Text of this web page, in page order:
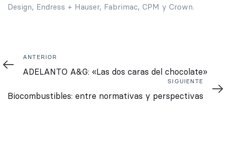
Design, Endress + Hauser, Fabrimac, CPM y Crown.
Anterior
ANTERIOR
ADELANTO A&G: «Las dos caras del chocolate»
SIGUIENTE
Biocombustibles: entre normativas y perspectivas